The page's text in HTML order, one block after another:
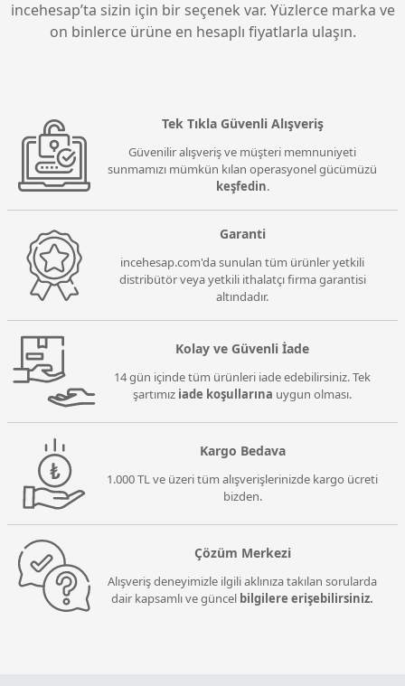
Qnap nas üniteleri fiyatları bakımından
incelendiğinde verilerinizi saklama konusunda
performansı ve işlevselliklerini de göz önünde
İnternet hızınızı ne kadar yüksek se Gnap nas
üniteleri de veriyi internet hızına oranla daha çabuk
ya da daha yavaş yükleyecektir.
incehesap’ta sizin için bir seçenek var. Yüzlerce marka ve
on binlerce ürüne en hesaplı fiyatlarla ulaşın.
Tek Tıkla Güvenli Alışveriş
Güvenilir alışveriş ve müşteri memnuniyeti
sunmamızı mümkün kılan operasyonel gücümüzü
keşfedin.
Garanti
incehesap.com'da sunulan tüm ürünler yetkili
distribütör veya yetkili ithalatçı firma garantisi
altındadır.
Kolay ve Güvenli İade
14 gün içinde tüm ürünleri iade edebilirsiniz. Tek
şartımız iade koşullarına uygun olması.
Kargo Bedava
1.000 TL ve üzeri tüm alışverişlerinizde kargo ücreti
bizden.
Çözüm Merkezi
Alışveriş deneyimizle ilgili aklınıza takılan sorularda
dair kapsamlı ve güncel bilgilere erişebilirsiniz.